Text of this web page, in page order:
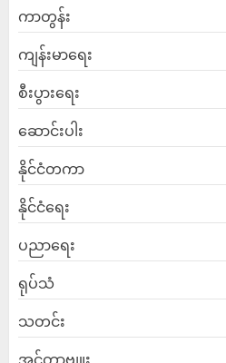
ကာတွန်း
ကျန်းမာရေး
စီးပွားရေး
ဆောင်းပါး
နိုင်ငံတကာ
နိုင်ငံရေး
ပညာရေး
ရုပ်သံ
သတင်း